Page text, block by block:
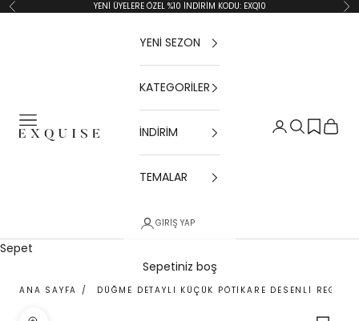
İçeriğe geç
Geri YENİ ÜYELERE ÖZEL %10 İNDİRİM KODU: EXQ10
Menü
Exquise TR
Giriş Yap
Ara Sepet
YENİ SEZON
KATEGORİLER
İNDİRİM
TEMALAR
GIRIŞ YAP
Sepet
Sepetiniz boş
ANA SAYFA / DÜĞME DETAYLI KÜÇÜK PÖTIKARE DESENLI